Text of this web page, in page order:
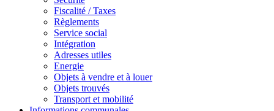
Fiscalité / Taxes
Règlements
Service social
Intégration
Adresses utiles
Energie
Objets à vendre et à louer
Objets trouvés
Transport et mobilité